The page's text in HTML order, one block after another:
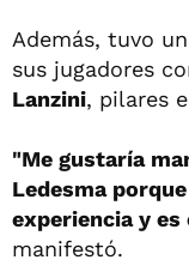
Además, tuvo
sus jugadores
Lanzini, pilares
"Me gustaría
Ledesma
experiencia y
manifestó.